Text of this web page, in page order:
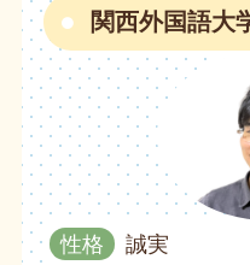
関西外国語
性格 誠実